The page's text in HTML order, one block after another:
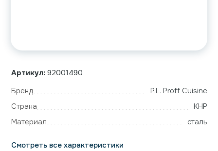
Артикул: 92001490
Бренд
P.L. Proff Cuisine
Страна
КНР
Материал
сталь
Смотреть все характеристики